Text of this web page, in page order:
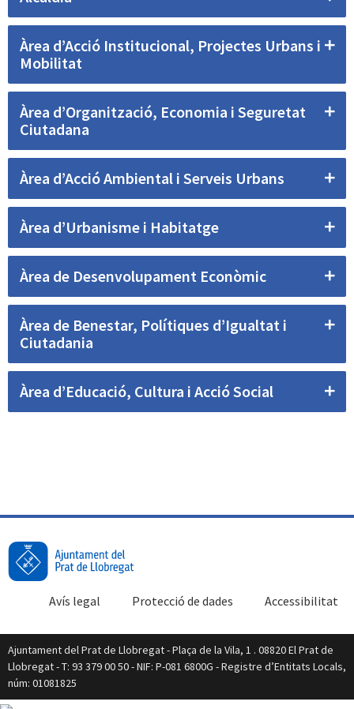
Àrea d’Acció Institucional, Projectes Urbans i
Mobilitat
Àrea d’Organització, Economia i Seguretat
Ciutadana
Àrea d’Acció Ambiental i Serveis Urbans
Àrea d’Urbanisme i Habitatge
Àrea de Desenvolupament Econòmic
Àrea de Benestar, Polítiques d’Igualtat i
Ciutadania
Àrea d’Educació, Cultura i Acció Social
Accessibilitat
Protecció de dades
Avís legal
Ajuntament del Prat de Llobregat - Plaça de la Vila, 1 . 08820 El Prat de
Llobregat - T: 93 379 00 50 - NIF: P-081 6800G - Registre d’Entitats Locals,
núm: 01081825